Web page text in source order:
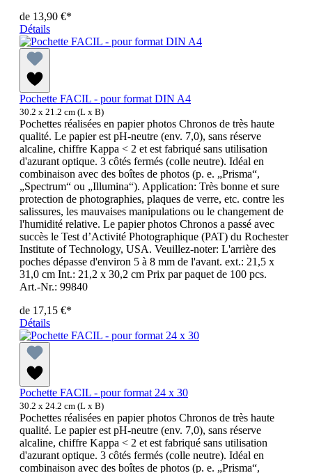
de 13,90 €*
Détails
Pochette FACIL - pour format DIN A4
30.2 x 21.2 cm (L x B)
Pochettes réalisées en papier photos Chronos de très haute
qualité. Le papier est pH-neutre (env. 7,0), sans réserve
alcaline, chiffre Kappa < 2 et est fabriqué sans utilisation
d'azurant optique. 3 côtés fermés (colle neutre). Idéal en
combinaison avec des boîtes de photos (p. e. „Prisma“,
„Spectrum“ ou „Illumina“). Application: Très bonne et sure
protection de photographies, plaques de verre, etc. contre les
salissures, les mauvaises manipulations ou le changement de
l'humidité relative. Le papier photos Chronos a passé avec
succès le Test d’Activité Photographique (PAT) du Rochester
Institute of Technology, USA. Veuillez-noter: L'arrière des
poches dépasse d'environ 5 à 8 mm de l'avant. ext.: 21,5 x
31,0 cm Int.: 21,2 x 30,2 cm Prix par paquet de 100 pcs.
Art.-Nr.: 99840
de 17,15 €*
Détails
Pochette FACIL - pour format 24 x 30
30.2 x 24.2 cm (L x B)
Pochettes réalisées en papier photos Chronos de très haute
qualité. Le papier est pH-neutre (env. 7,0), sans réserve
alcaline, chiffre Kappa < 2 et est fabriqué sans utilisation
d'azurant optique. 3 côtés fermés (colle neutre). Idéal en
combinaison avec des boîtes de photos (p. e. „Prisma“,